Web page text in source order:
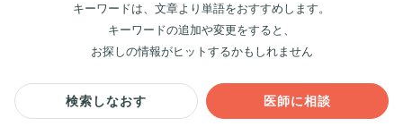
キーワードは、文章より単語をおすすめします。
キーワードの追加や変更をすると、
お探しの情報がヒットするかもしれません
検索しなおす 医師に相談